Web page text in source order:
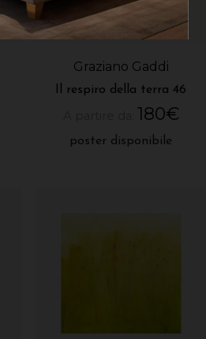
Graziano Gaddi
Il respiro della terra 46
180€
poster disponibile